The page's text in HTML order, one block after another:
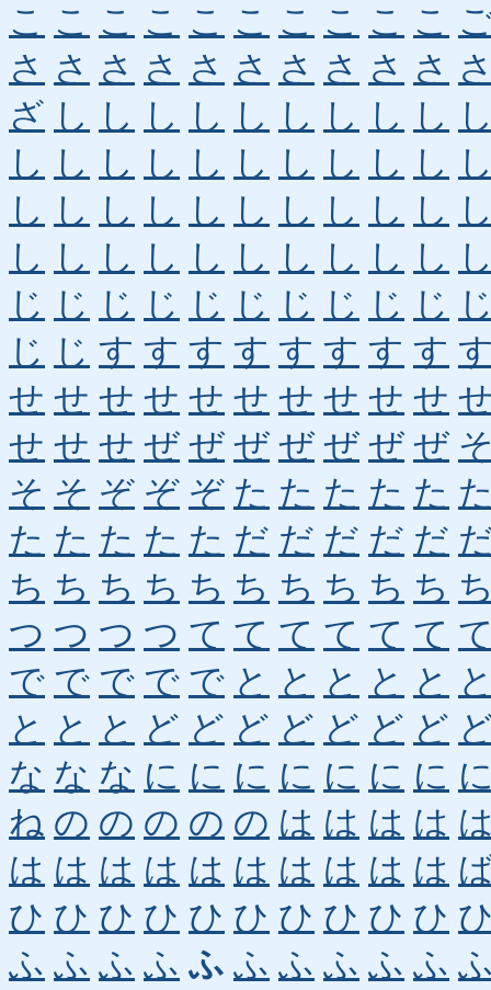
こ こ こ こ こ こ こ こ こ こ
さ さ さ さ さ さ さ さ さ さ
ざ し し し し し し し し し
し し し し し し し し し し
し し し し し し し し し し
し し し し し し し し し し
じ じ じ じ じ じ じ じ じ じ
じ じ す す す す す す す す
せ せ せ せ せ せ せ せ せ せ
せ せ せ ぜ ぜ ぜ ぜ ぜ ぜ ぜ
そ そ ぞ ぞ ぞ た た た た た
た た た た た だ だ だ だ だ
ち ち ち ち ち ち ち ち ち ち
つ つ つ つ て て て て て て
で で で で で と と と と と
と と と ど ど ど ど ど ど ど
な な な に に に に に に に
ね の の の の の は は は は
は は は は は は は は は は
ひ ひ ひ ひ ひ ひ ひ ひ ひ ひ
ふ ふ ふ ふ ふ ふ ふ ふ ふ ふ